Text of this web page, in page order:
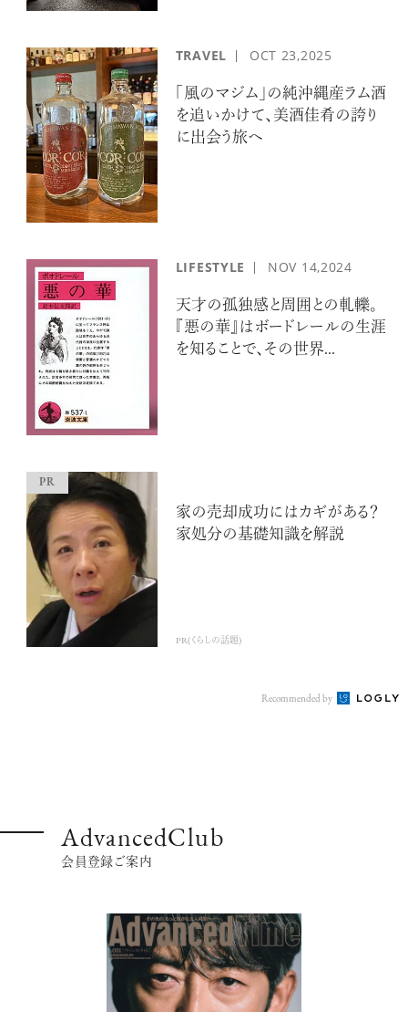
TRAVEL OCT 23,2025
「風のマジム」の純沖縄産ラム酒
を追いかけて、美酒佳肴の誇り
に出会う旅へ
LIFESTYLE NOV 14,2024
天才の孤独感と周囲との軋轢。
『悪の華』はボードレールの生涯
を知ることで、その世界...
家の売却成功にはカギがある？
家処分の基礎知識を解説
PR(くらしの話題)
Recommended by
AdvancedClub
会員登録ご案内